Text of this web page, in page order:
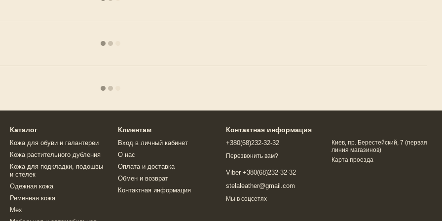
Каталог
Кожа для обуви и галантереи
Кожа растительного дубления
Кожа для подкладки, подошвы
и стелек
Одежная кожа
Ременная кожа
Мех
Клиентам
Вход в личный кабинет
О нас
Оплата и доставка
Обмен и возврат
Контактная информация
Контактная информация
+380(68)232-32-32
Перезвонить вам?
Viber +380(68)232-32-32
stelaleather@gmail.com
Киев, пр. Берестейский, 7 (первая
линия магазинов)
Карта проезда
Мы в соцсетях